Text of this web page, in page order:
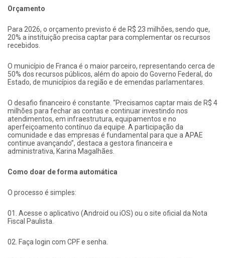
Orçamento
Para 2026, o orçamento previsto é de R$ 23 milhões, sendo que,
20% a instituição precisa captar para complementar os recursos
recebidos.
O município de Franca é o maior parceiro, representando cerca de
50% dos recursos públicos, além do apoio do Governo Federal, do
Estado, de municípios da região e de emendas parlamentares.
O desafio financeiro é constante. “Precisamos captar mais de R$ 4
milhões para fechar as contas e continuar investindo nos
atendimentos, em infraestrutura, equipamentos e no
aperfeiçoamento contínuo da equipe. A participação da
comunidade e das empresas é fundamental para que a APAE
continue avançando”, destaca a gestora financeira e
administrativa, Karina Magalhães.
Como doar de forma automática
O processo é simples:
01. Acesse o aplicativo (Android ou iOS) ou o site oficial da Nota
Fiscal Paulista.
02. Faça login com CPF e senha.